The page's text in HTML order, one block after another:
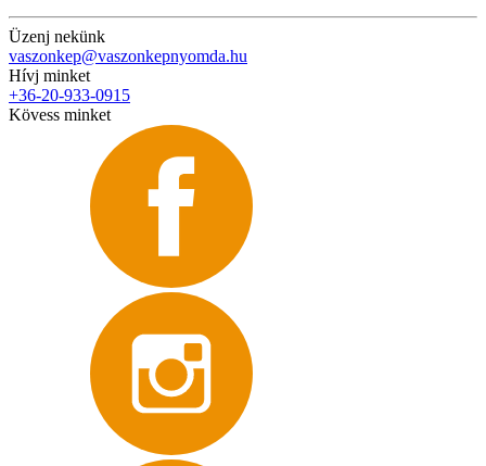
Üzenj nekünk
vaszonkep@vaszonkepnyomda.hu
Hívj minket
+36-20-933-0915
Kövess minket